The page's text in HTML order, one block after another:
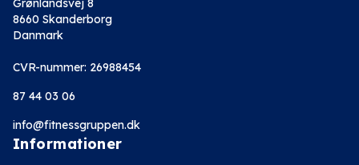
Grønlandsvej 8
8660 Skanderborg
Danmark
CVR-nummer: 26988454
87 44 03 06
info@fitnessgruppen.dk
Informationer